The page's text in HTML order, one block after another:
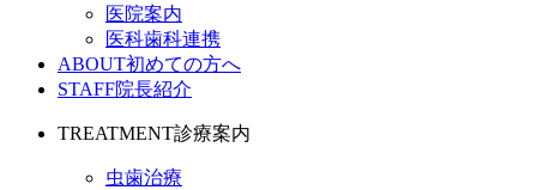
医院案内
医科歯科連携
ABOUT初めての方へ
STAFF院長紹介
TREATMENT診療案内
虫歯治療